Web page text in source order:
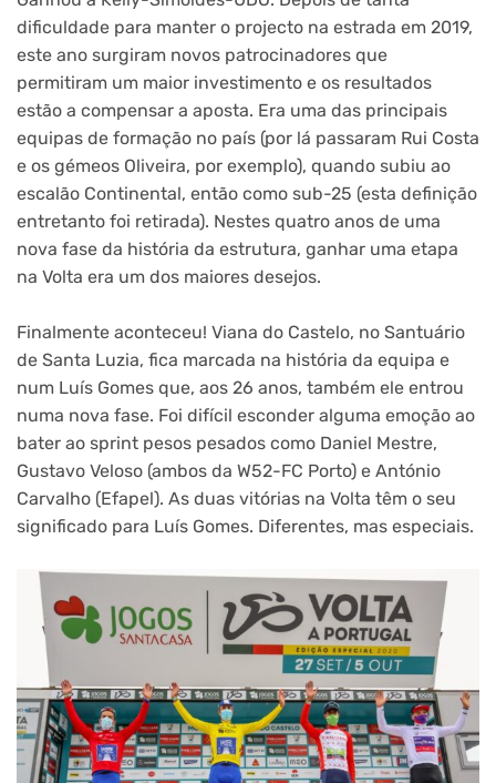
dificuldade para manter o projecto na estrada em 2019,
este ano surgiram novos patrocinadores que
permitiram um maior investimento e os resultados
estão a compensar a aposta. Era uma das principais
equipas de formação no país (por lá passaram Rui Costa
e os gémeos Oliveira, por exemplo), quando subiu ao
escalão Continental, então como sub-25 (esta definição
entretanto foi retirada). Nestes quatro anos de uma
nova fase da história da estrutura, ganhar uma etapa
na Volta era um dos maiores desejos.
Finalmente aconteceu! Viana do Castelo, no Santuário
de Santa Luzia, fica marcada na história da equipa e
num Luís Gomes que, aos 26 anos, também ele entrou
numa nova fase. Foi difícil esconder alguma emoção ao
bater ao sprint pesos pesados como Daniel Mestre,
Gustavo Veloso (ambos da W52-FC Porto) e António
Carvalho (Efapel). As duas vitórias na Volta têm o seu
significado para Luís Gomes. Diferentes, mas especiais.